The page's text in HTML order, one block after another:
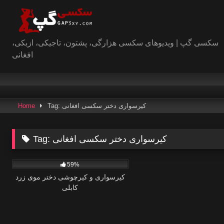
content
سکسی گپ | ویدیوهای سکسی هزارگی، پشتون، تاجیکی، ازبکی،
افغانی
Home Tag: کیرسواری دختر سکسی افغانی
Tag: کیرسواری دختر سکسی افغانی
59%
کیرسواری و کیرچوشی دختر موی زرد
کابلی